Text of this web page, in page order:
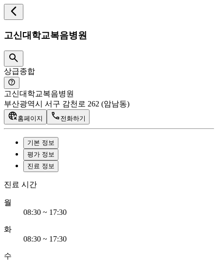
고신대학교복음병원
상급종합
고신대학교복음병원
부산광역시 서구 감천로 262 (암남동)
홈페이지 전화하기
기본 정보
평가 정보
진료 정보
진료 시간
월
08:30 ~ 17:30
화
08:30 ~ 17:30
수